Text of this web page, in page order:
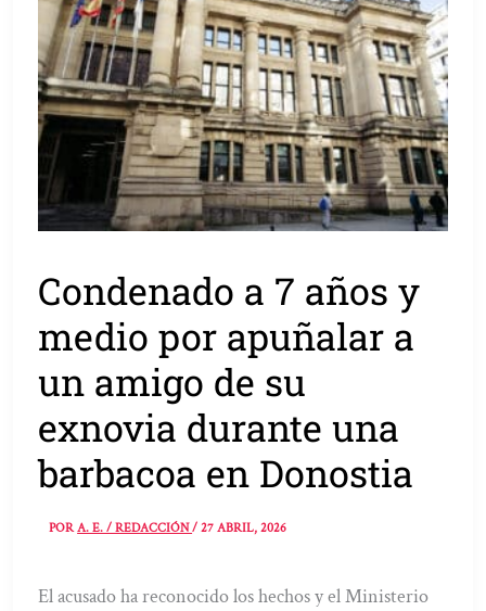
Condenado a 7 años y
medio por apuñalar a
un amigo de su
exnovia durante una
barbacoa en Donostia
PORA. E. / REDACCIÓN/27 ABRIL, 2026
El acusado ha reconocido los hechos y el Ministerio